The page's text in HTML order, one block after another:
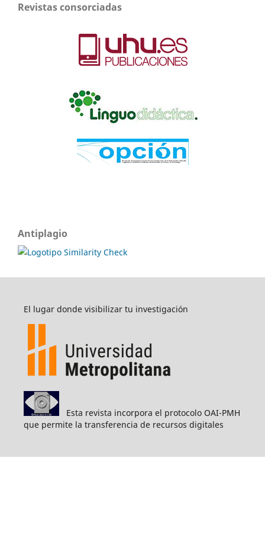
Revistas consorciadas
Antiplagio
El lugar donde visibilizar tu investigación
Esta revista incorpora el protocolo OAI-PMH
que permite la transferencia de recursos digitales